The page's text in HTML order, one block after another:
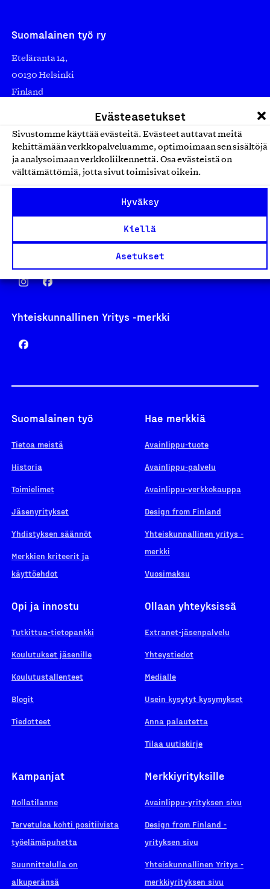
Evästeasetukset
Sivustomme käyttää evästeitä. Evästeet auttavat meitä
kehittämään verkkopalveluamme, optimoimaan sen sisältöjä
ja analysoimaan verkkoliikennettä. Osa evästeistä on
välttämättömiä, jotta sivut toimisivat oikein.
Hyväksy
Kiellä
Asetukset
Suomalainen työ ry
Eteläranta 14,
00130 Helsinki
Finland
Avainlippu
Yhteiskunnallinen Yritys -merkki
Suomalainen työ
Tietoa meistä
Historia
Toimielimet
Jäsenyritykset
Yhdistyksen säännöt
Merkkien kriteerit ja
käyttöehdot
Hae merkkiä
Avainlippu-tuote
Avainlippu-palvelu
Avainlippu-verkkokauppa
Design from Finland
Yhteiskunnallinen yritys -
merkki
Vuosimaksu
Opi ja innostu
Tutkittua-tietopankki
Koulutukset jäsenille
Koulutustallenteet
Blogit
Tiedotteet
Ollaan yhteyksissä
Extranet-jäsenpalvelu
Yhteystiedot
Medialle
Usein kysytyt kysymykset
Anna palautetta
Tilaa uutiskirje
Kampanjat
Nollatilanne
Tervetuloa kohti positiivista
työelämäpuhetta
Suunnittelulla on
alkuperänsä
Merkkiyrityksille
Avainlippu-yrityksen sivu
Design from Finland -
yrityksen sivu
Yhteiskunnallinen Yritys -
merkkiyrityksen sivu